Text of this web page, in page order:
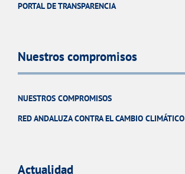
PORTAL DE TRANSPARENCIA
Nuestros compromisos
NUESTROS COMPROMISOS
RED ANDALUZA CONTRA EL CAMBIO CLIMÁTICO
Actualidad